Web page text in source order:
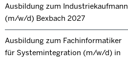
Ausbildung zum Industriekaufmann
(m/w/d) Bexbach 2027
Ausbildung zum Fachinformatiker
für Systemintegration (m/w/d) in